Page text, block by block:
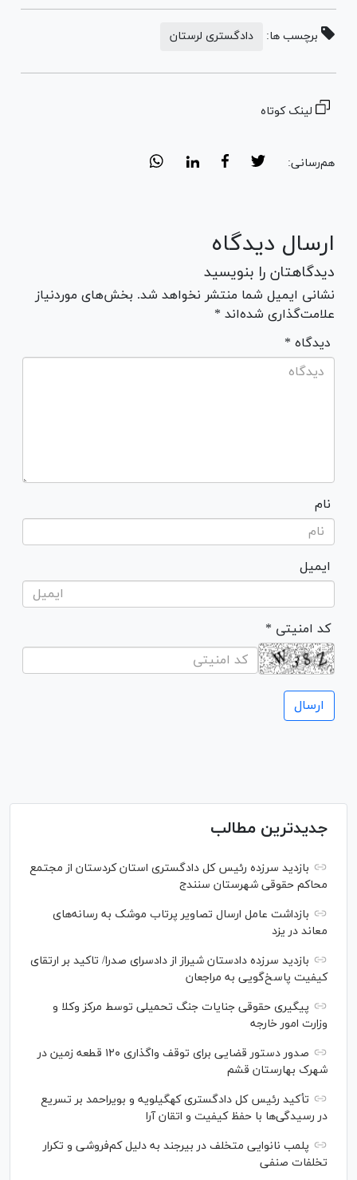
برچسب ها: دادگستری لرستان
لینک کوتاه
هم‌رسانی:
ارسال دیدگاه
دیدگاهتان را بنویسید
نشانی ایمیل شما منتشر نخواهد شد. بخش‌های موردنیاز
علامت‌گذاری شده‌اند *
* دیدگاه
نام
ایمیل
* کد امنیتی
جدیدترین مطالب
بازدید سرزده رئیس کل دادگستری استان کردستان از مجتمع
محاکم حقوقی شهرستان سنندج
بازداشت عامل ارسال تصاویر پرتاب موشک به رسانه‌های
معاند در یزد
بازدید سرزده دادستان شیراز از دادسرای صدرا/ تاکید بر ارتقای
کیفیت پاسخ‌گویی به مراجعان
پیگیری حقوقی جنایات جنگ تحمیلی توسط مرکز وکلا و
وزارت امور خارجه
صدور دستور قضایی برای توقف واگذاری ۱۲۰ قطعه زمین در
شهرک بهارستان قشم
تأکید رئیس کل دادگستری کهگیلویه و بویراحمد بر تسریع
در رسیدگی‌ها با حفظ کیفیت و اتقان آرا
پلمب نانوایی متخلف در بیرجند به دلیل کم‌فروشی و تکرار
تخلفات صنفی